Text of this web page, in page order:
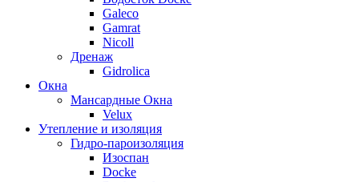
Galeco
Gamrat
Nicoll
Дренаж
Gidrolica
Окна
Мансардные Окна
Velux
Утепление и изоляция
Гидро-пароизоляция
Изоспан
Docke